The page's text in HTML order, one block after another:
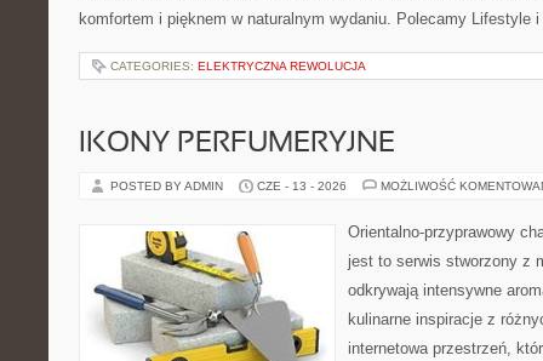
komfortem i pięknem w naturalnym wydaniu. Polecamy Lifestyle
CATEGORIES: ELEKTRYCZNA REWOLUCJA
IKONY PERFUMERYJNE
POSTED BY ADMIN CZE - 13 - 2026 MOŻLIWOŚĆ
Orientalno-przyprawowy
jest to serwis stworzony z
odkrywają intensywne
kulinarne inspiracje z
internetowa przestrzeń,